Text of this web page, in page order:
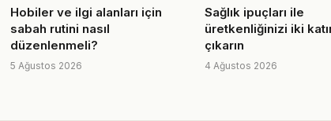
Hobiler ve ilgi alanları için
sabah rutini nasıl
düzenlenmeli?
5 Ağustos 2026
Sağlık ipuçları ile
üretkenliğinizi iki
çıkarın
4 Ağustos 2026